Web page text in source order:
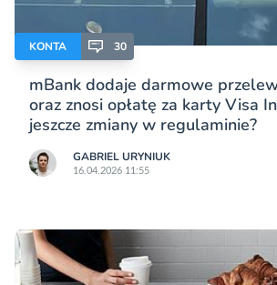
KONTA 30
mBank dodaje darmowe
oraz znosi opłatę za karty Visa
jeszcze zmiany w regulaminie?
GABRIEL URYNIUK
16.04.2026 11:55